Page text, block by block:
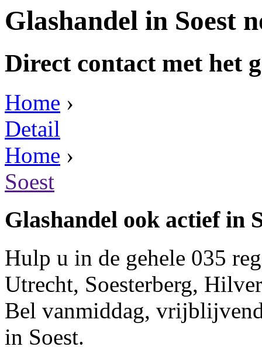
Glashandel in Soest
Direct contact met het
Home ›
Detail
Home ›
Soest
Glashandel ook actief in
Hulp u in de gehele 035
Utrecht, Soesterberg,
Bel vanmiddag,
in Soest.